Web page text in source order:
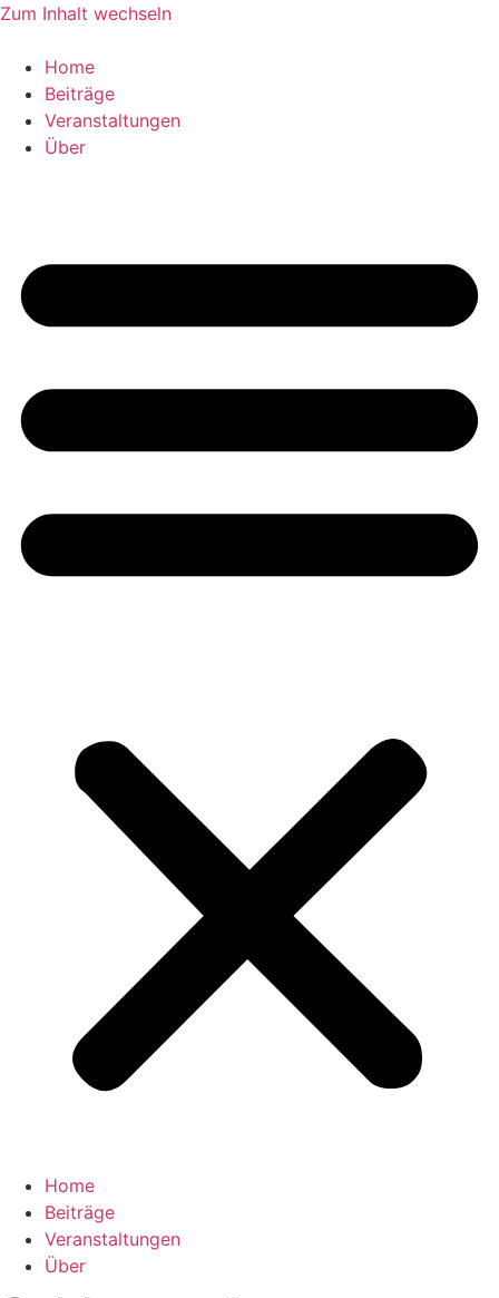
Zum Inhalt wechseln
Home
Beiträge
Veranstaltungen
Über
Home
Beiträge
Veranstaltungen
Über